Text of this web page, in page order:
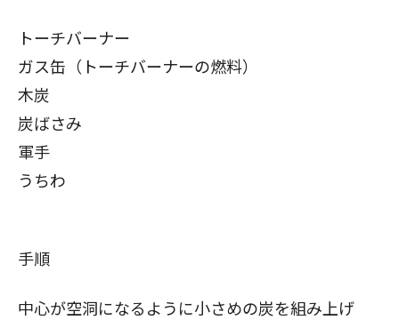
トーチバーナー
ガス缶（トーチバーナーの燃料）
木炭
炭ばさみ
軍手
うちわ
手順
中心が空洞になるように小さめの炭を組み上げ